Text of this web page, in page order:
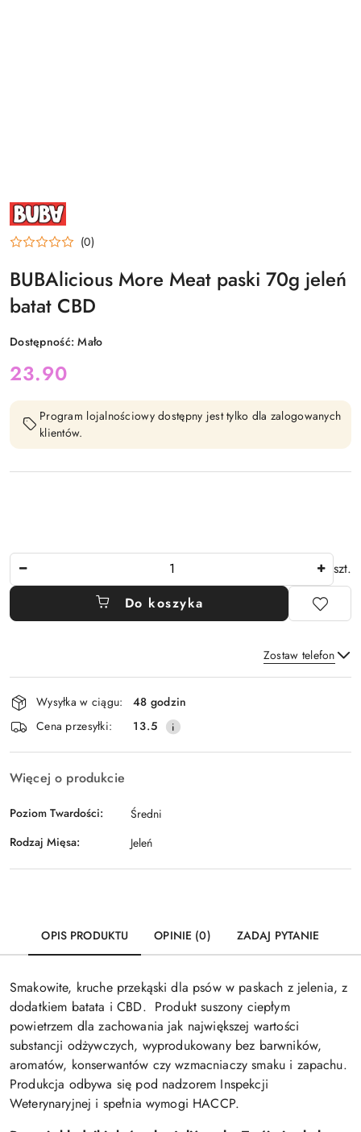
NAZWA
PRODUCENTA:
BUBA
(0)
BUBAlicious More Meat paski 70g jeleń
batat CBD
Dostępność:Mało
cena:
23.90
Program lojalnościowy dostępny jest tylko dla zalogowanych
klientów.
szt.
Do koszyka
Zostaw telefon
Wyślij
Dostępność
i
dostawa
Wysyłka w ciągu:
48 godzin
Cena przesyłki:
13.5
Więcej o produkcie
Poziom Twardości:
Średni
Rodzaj Mięsa:
Jeleń
OPIS PRODUKTU OPINIE (0) ZADAJ PYTANIE
Smakowite, kruche przekąski dla psów w paskach z jelenia, z
dodatkiem batata i CBD. Produkt suszony ciepłym
powietrzem dla zachowania jak największej wartości
substancji odżywczych, wyprodukowany bez barwników,
aromatów, konserwantów czy wzmacniaczy smaku i zapachu.
Produkcja odbywa się pod nadzorem Inspekcji
Weterynaryjnej i spełnia wymogi HACCP.